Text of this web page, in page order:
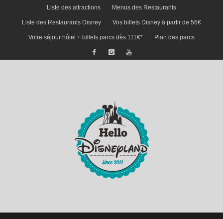
Liste des attractions Menus des Restaurants
Liste des Restaurants Disney Vos billets Disney à partir de 56€
Votre séjour hôtel + billets parcs dès 111€* Plan des parcs